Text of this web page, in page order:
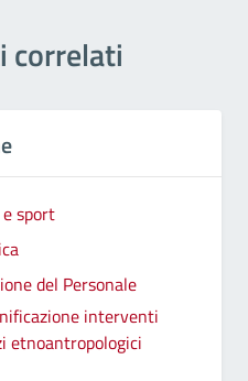
correlati
sport
del Personale
interventi
etnoantropologici